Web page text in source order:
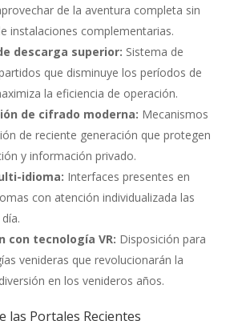
de la aventura completa sin
instalaciones complementarias.
descarga superior: Sistema de
que disminuye los períodos de
la eficiencia de operación.
de cifrado moderna: Mecanismos
de reciente generación que protegen
y información privado.
idioma: Interfaces presentes en
con atención individualizada las
con tecnología VR: Disposición para
venideras que revolucionarán la
en los venideros años.
las Portales Recientes